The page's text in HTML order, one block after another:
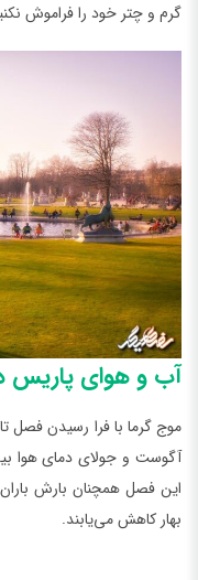
گرم و چتر خود را فراموش
آب و هوای پاریس
موج گرما با فرا رسیدن
این فصل همچنان بارش
بهار کاهش می‌یابند.